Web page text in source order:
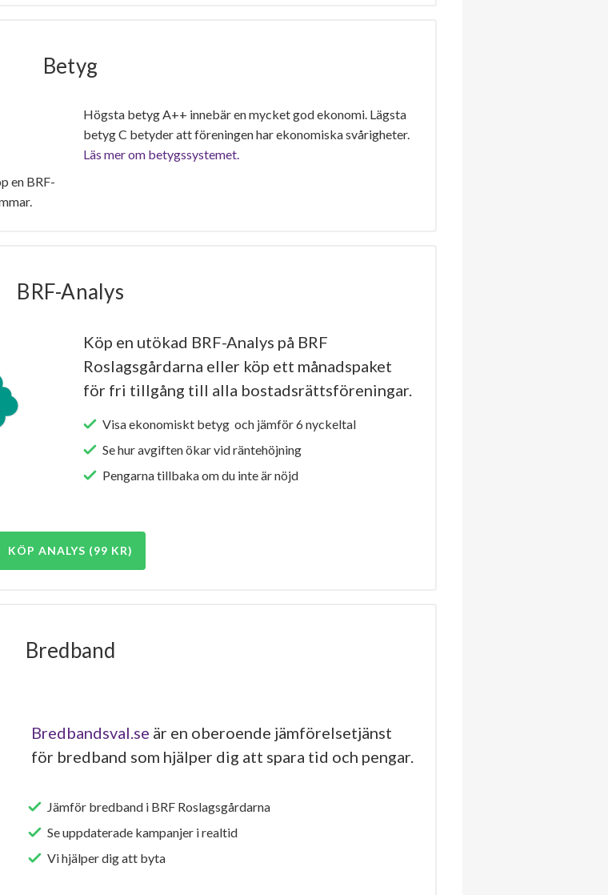
Betyg
en BRF-
Högsta betyg A++ innebär en mycket god ekonomi. Lägsta
betyg C betyder att föreningen har ekonomiska svårigheter.
Läs mer om betygssystemet.
BRF-Analys
Köp en utökad BRF-Analys på BRF
Roslagsgårdarna eller köp ett månadspaket
för fri tillgång till alla bostadsrättsföreningar.
Visa ekonomiskt betyg och jämför 6 nyckeltal
Se hur avgiften ökar vid räntehöjning
Pengarna tillbaka om du inte är nöjd
KÖP ANALYS (99 KR)
Bredband
Bredbandsval.se är en oberoende jämförelsetjänst
för bredband som hjälper dig att spara tid och pengar.
Jämför bredband i BRF Roslagsgårdarna
Se uppdaterade kampanjer i realtid
Vi hjälper dig att byta